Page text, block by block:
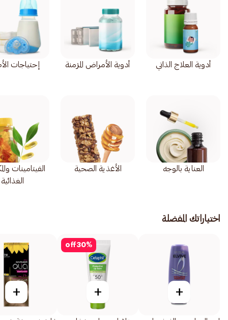
أدوية العلاج الذاتي أدوية الأمراض المزمنة إحتياجات
العناية بالوجه الأغذية الصحية
الفيتامينات
الغذائية
اختياراتك المفضلة
+
30%
off
+
+